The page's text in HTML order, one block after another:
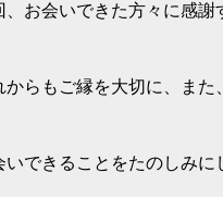
、お会いできた方々に感謝
からもご縁を大切に、また、
いできることをたのしみに